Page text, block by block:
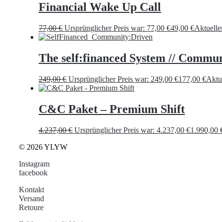
Financial Wake Up Call
77,00€ Ursprünglicher Preis war: 77,00 €49,00 €
The self:financed System //
249,00€ Ursprünglicher Preis war: 249,00 €177,00 €
C&C Paket – Premium Shift
4.237,00€ Ursprünglicher Preis war: 4.237,00 €1.990,00
© 2026 YLYW
Instagram
facebook
Kontakt
Versand
Retoure